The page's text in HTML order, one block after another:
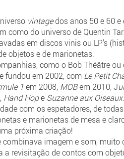
vintagedos anos 50 e 60 e
como do universo de Quentin
em discos vinis ou LP's
objetos e de marionetas.
como o Bob Théâtre
fundou em 2002, com Le Petit
1 em 2008, MOBem 2010, J
Hand Hope Suzanne aux Oiseaux
com os espetadores, de
e marionetas de mesa e
próxima criação!
combinava imagem e som,
a revisitação de contos com